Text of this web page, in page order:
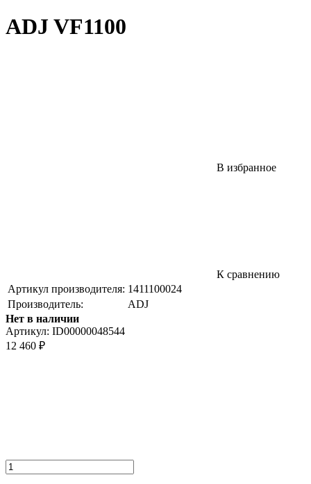
ADJ VF1100
В избранное
К сравнению
Артикул производителя: 1411100024
Производитель:
ADJ
Нет в наличии
Артикул: ID00000048544
12 460 ₽